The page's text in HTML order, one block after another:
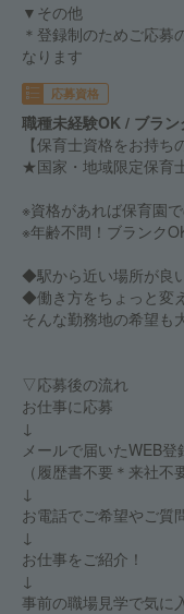
▼その他
＊登録制のためご応募
なります
応募資格
職種未経験OK / ブラ
【保育士資格をお持ち
★国家・地域限定保育
※資格があれば保育園
※年齢不問！ブランク
◆駅から近い場所が良
◆働き方をちょっと変
そんな勤務地の希望も
▽応募後の流れ
お仕事に応募
↓
メールで届いたWEB
（履歴書不要＊来社不
↓
お電話でご希望やご質
↓
お仕事をご紹介！
↓
事前の職場見学で気に